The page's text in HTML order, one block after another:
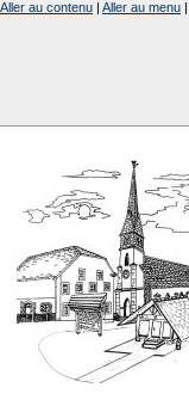
Aller au contenu | Aller au menu |